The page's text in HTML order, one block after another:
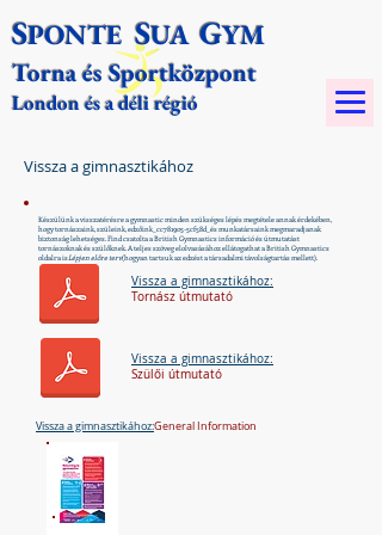
SPONTESUAGYM​
Torna és Sportközpont
London és a déli régió
Vissza a gimnasztikához
Készülünk a visszatérésre a gymnasticminden szükséges lépés megtétele annak érdekében,
hogy tornászaink, szüleink, edzőink_cc781905-5cf58d_és munkatársaink megmaradjanak
biztonság lehetséges. Find csatolta a British Gymnasticsinformációés útmutatást
tornászoknak és szülőknek. A teljes szöveg elolvasásához ellátogathat a British Gymnastics
oldalra isLépjen előre terv(hogyan tartsuk az edzést a társadalmi távolságtartás mellett).
Vissza a gimnasztikához:
Tornász útmutató
Vissza a gimnasztikához:
Szülői útmutató
Vissza a gimnasztikához:General Information